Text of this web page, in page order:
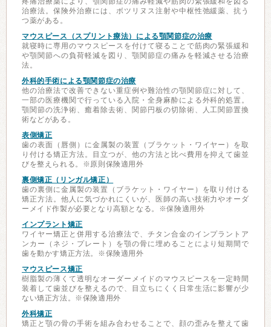
治療法。保険外治療には、ボツリヌス注射や中枢性弛緩薬、抗う
つ薬がある。
マウスピース（スプリント療法）による顎関節症の治療
就寝時に専用のマウスピースを付けて寝ることで筋肉の緊張緩和
や顎関節への負荷軽減を図り、顎関節症の痛みを軽減させる治療
法。
外科的手術による顎関節症の治療
他の治療法で改善できない重症例や難治性の顎関節症に対して、
一部の医療機関で行っている入院・全身麻酔による外科的処置。
顎関節の洗浄術、癒着除去術、関節円板の切除術、人工関節置換
術などがある。
表側矯正
歯の表面（唇側）に金属製の装置（ブラケット・ワイヤー）を取
り付ける矯正方法。目立つが、他の方法と比べ費用を抑えて歯並
びを整えられる。※原則保険適用外
裏側矯正（リンガル矯正）
歯の裏側に金属製の装置（ブラケット・ワイヤー）を取り付ける
矯正方法。他人に気づかれにくいが、医師の高い技術力やオーダ
ーメイド作製が必要となり高額となる。※保険適用外
インプラント矯正
ワイヤー矯正と併用する治療法で、チタン合金のインプラントア
ンカー（ネジ・プレート）を顎の骨に埋めることにより短期間で
歯を動かす矯正方法。※保険適用外
マウスピース矯正
樹脂製の薄くて透明なオーダーメイドのマウスピースを一定時間
装着して歯並びを整えるので、目立ちにくく日常生活に影響が少
ない矯正方法。※保険適用外
外科矯正
矯正と顎の骨の手術を組み合わせることで、顔の歪みを整えて歯